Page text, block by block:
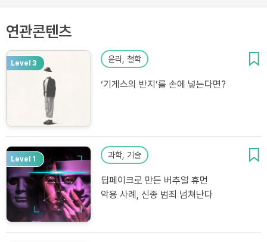
연관콘텐츠
Level 3 윤리, 철학
‘기게스의 반지’를 손에 넣는다면?
Level 1 과학, 기술
딥페이크로 만든 버추얼 휴먼
악용 사례, 신종 범죄 넘쳐난다